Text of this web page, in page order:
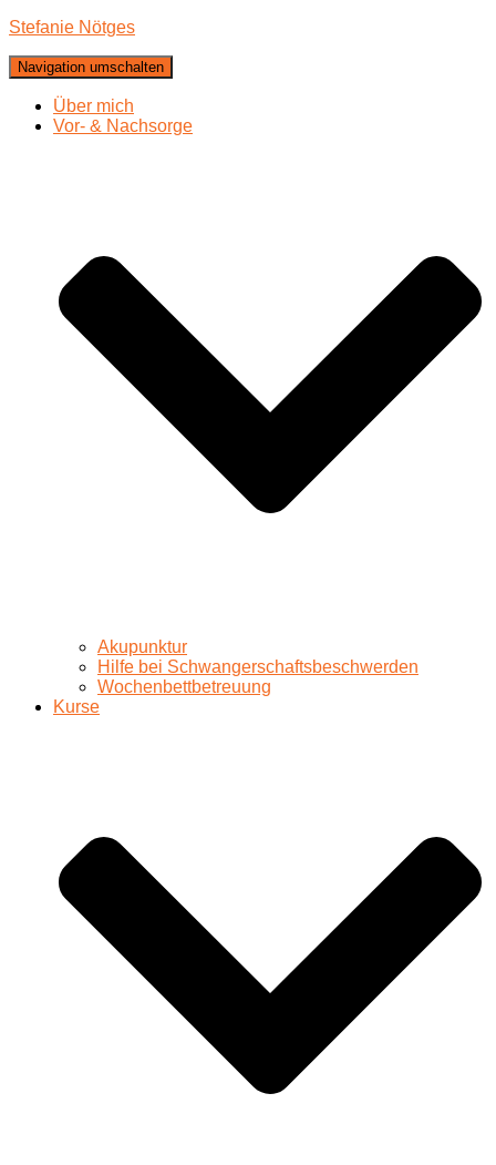
Stefanie Nötges
Navigation umschalten
Über mich
Vor- & Nachsorge
Akupunktur
Hilfe bei Schwangerschaftsbeschwerden
Wochenbettbetreuung
Kurse